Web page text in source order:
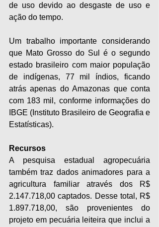
de uso devido ao desgaste de uso e
ação do tempo.
Um trabalho importante considerando
que Mato Grosso do Sul é o segundo
estado brasileiro com maior população
de indígenas, 77 mil índios, ficando
atrás apenas do Amazonas que conta
com 183 mil, conforme informações do
IBGE (Instituto Brasileiro de Geografia e
Estatísticas).
Recursos
A pesquisa estadual agropecuária
também traz dados animadores para a
agricultura familiar através dos R$
2.147.718,00 captados. Desse total, R$
1.897.718,00, são provenientes do
projeto em pecuária leiteira que inclui a